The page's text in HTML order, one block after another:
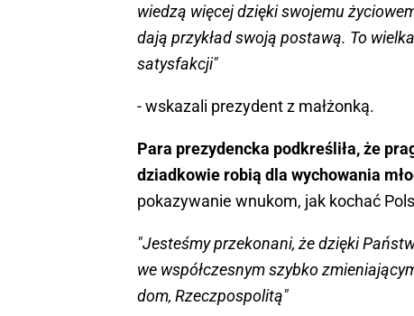
wiedzą więcej dzięki swojemu
dają przykład swoją postawą. To
satysfakcji"
- wskazali prezydent z małżonką.
Para prezydencka podkreśliła, że
dziadkowie robią dla wychowania
pokazywanie wnukom, jak kochać
"Jesteśmy przekonani, że dzięki
we współczesnym szybko
dom, Rzeczpospolitą"